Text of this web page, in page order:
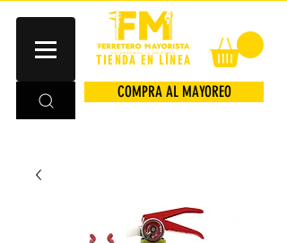
TIENDA EN LÍNEA
COMPRA AL MAYOREO